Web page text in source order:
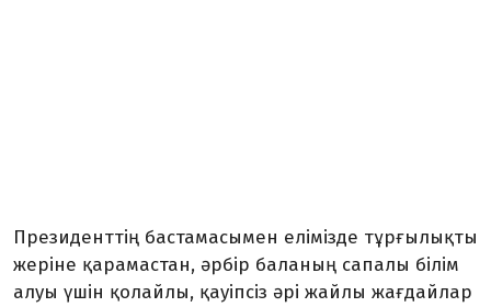
Президенттің бастамасымен елімізде тұрғылықты
жеріне қарамастан, әрбір баланың сапалы білім
алуы үшін қолайлы, қауіпсіз әрі жайлы жағдайлар